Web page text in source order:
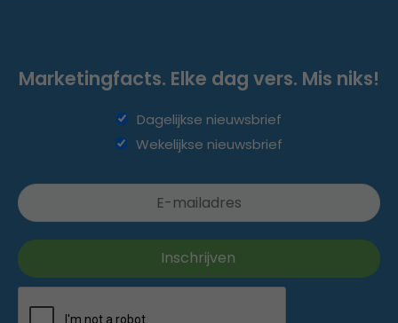
Marketingfacts. Elke dag vers. Mis niks!
Dagelijkse nieuwsbrief
Wekelijkse nieuwsbrief